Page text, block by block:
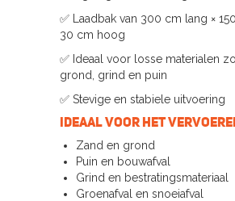
✅ Laadbak van 300 cm lang ×
30 cm hoog
✅ Ideaal voor losse materialen
grond, grind en puin
✅ Stevige en stabiele uitvoering
Ideaal voor het
Zand en grond
Puin en bouwafval
Grind en bestratingsmateriaal
Groenafval en snoeiafval